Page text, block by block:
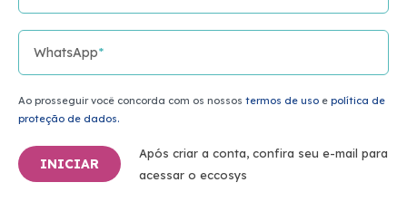
WhatsApp*
Ao prosseguir você concorda com os nossos termos de uso e política de
proteção de dados.
INICIAR
Após criar a conta, confira seu e-mail para
acessar o eccosys